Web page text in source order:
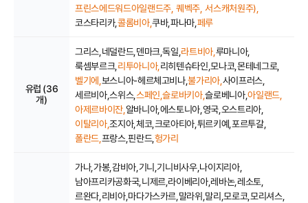
프린스에드워드아일랜드주, 퀘벡주, 서스캐처원주),
코스타리카,콜롬비아,쿠바,파나마,페루
유럽 (36
개)
그리스,네덜란드,덴마크,독일,라트비아,루마니아,
룩셈부르크,리투아니아,리히텐슈타인,모나코,몬테네그로,
벨기에,보스니아-헤르체고비나,불가리아,사이프러스,
세르비아,스위스,스페인,슬로바키아,슬로베니아,아일랜드,
아제르바이잔,알바니아,에스토니아,영국,오스트리아,
이탈리아,조지아,체코,크로아티아,튀르키예,포르투갈,
폴란드,프랑스,핀란드,헝가리
가나,가봉,감비아,기니,기니비사우,나이지리아,
남아프리카공화국,니제르,라이베리아,레바논,레소토,
르완다,리비아,마다가스카르,말라위,말리,모로코,모리셔스,